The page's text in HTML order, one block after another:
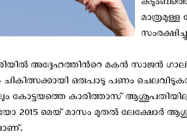
അദ്ദേഹത്തിൻറെ മകൻ സാജൻ
ചികിത്സക്കായി ഒരുപാടു പണം
കോട്ടയത്തെ കാരിത്താസ്
2015 മെയ് മാസം മുതൽ ലേക്ഷോർ